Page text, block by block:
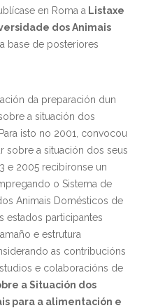
en Roma a Listaxe
dos Animais
base de posteriores
da preparación dun
a situación dos
isto no 2001, convocou
sobre a situación dos seus
e 2005 recibíronse un
o Sistema de
Animais Domésticos de
estados participantes
e estrutura
as contribucións
e colaboracións de
a Situación dos
para a alimentación e